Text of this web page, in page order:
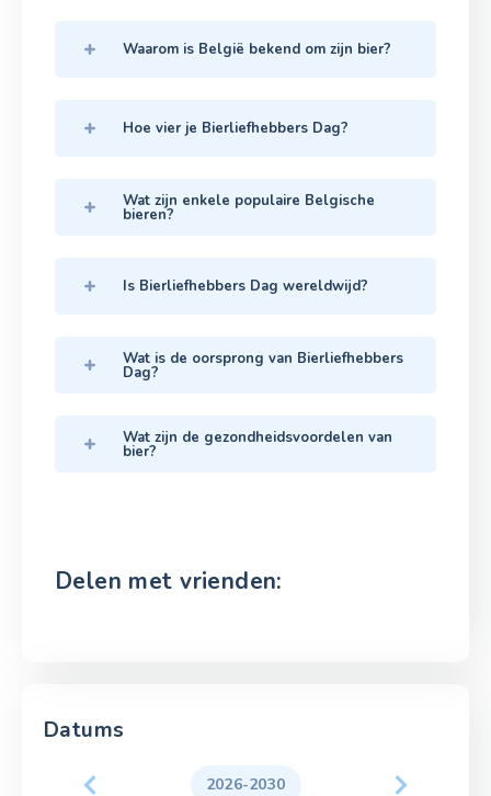
Waarom is België bekend om zijn bier?
Hoe vier je Bierliefhebbers Dag?
Wat zijn enkele populaire Belgische
bieren?
Is Bierliefhebbers Dag wereldwijd?
Wat is de oorsprong van Bierliefhebbers
Dag?
Wat zijn de gezondheidsvoordelen van
bier?
Delen met vrienden:
Datums
2026-2030